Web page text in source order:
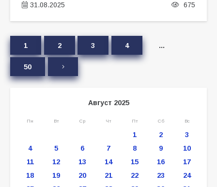
31.08.2025 675
1 2 3 4 …
50
Август 2025
Пн Вт Ср Чт Пт Сб Вс
1 2
3
4
5 6 7 8 9
10
11
12 13 14 15 16
17
18
19 20 21 22 23
24